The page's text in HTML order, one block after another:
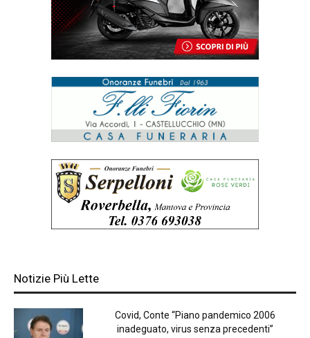
Notizie Più Lette
Covid, Conte “Piano pandemico 2006
inadeguato, virus senza precedenti”